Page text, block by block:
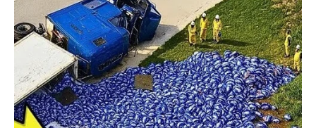
Kada završite, stavite jaja u čarape i zavežite ih tako da trava